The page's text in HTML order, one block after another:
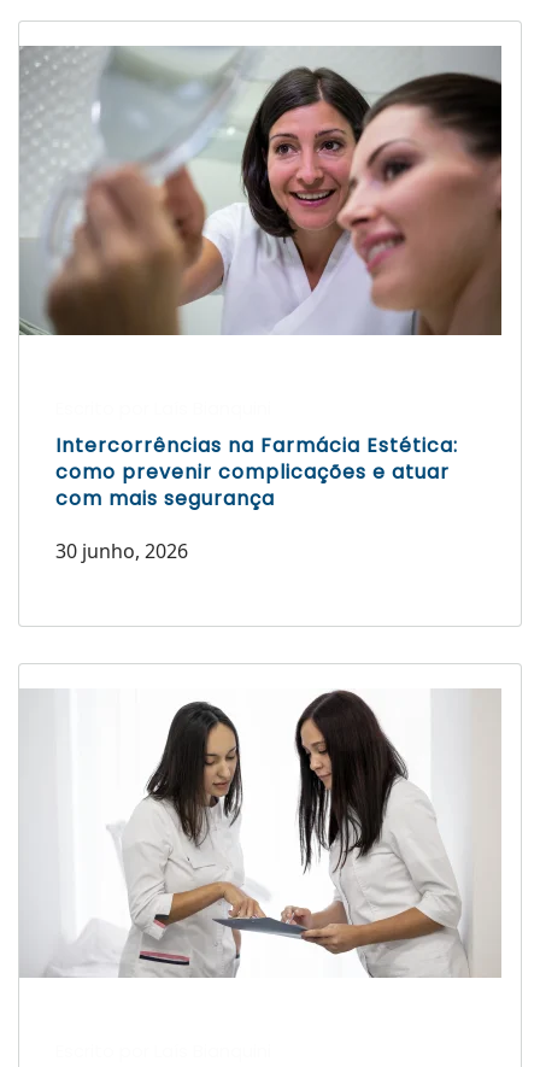
Intercorrências na Farmácia Estética:
como prevenir complicações e atuar
com mais segurança
30 junho, 2026